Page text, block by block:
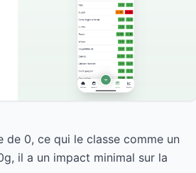
de 0, ce qui le classe comme un
il a un impact minimal sur la